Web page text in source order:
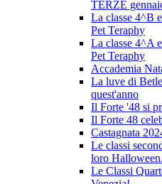
TERZE
La classe 4^B
Pet Teraphy
La classe 4^A
Pet Teraphy
Accademia
La luve di
quest'anno
Il Forte '48 si
Il Forte 48
Castagnata
Le classi
loro
Le Classi